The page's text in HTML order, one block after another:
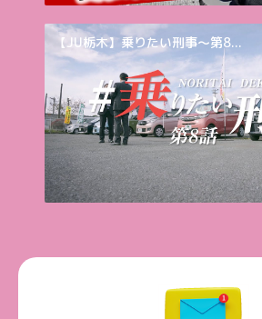
【JU栃木】乗りたい刑事～第8...